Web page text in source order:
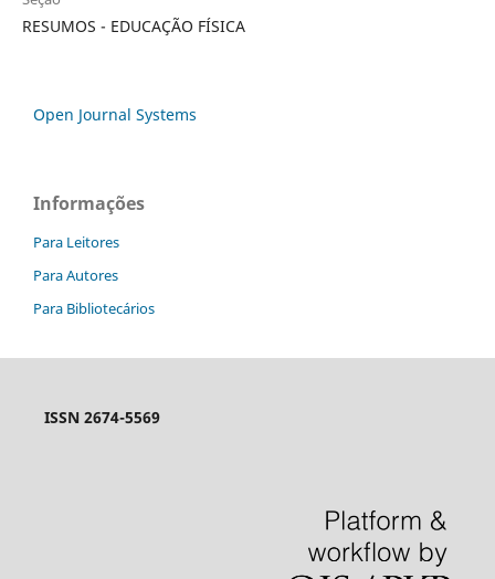
RESUMOS - EDUCAÇÃO FÍSICA
Open Journal Systems
Informações
Para Leitores
Para Autores
Para Bibliotecários
ISSN 2674-5569